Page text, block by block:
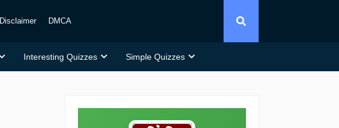
Disclaimer DMCA
Interesting Quizzes Simple Quizzes